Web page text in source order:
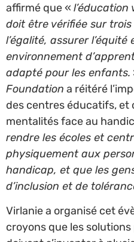
affirmé que «
doit être vérifiée sur
l’égalité, assurer
environnement
adapté pour les enfants.
Foundation a réitéré
des centres éducatifs, et
mentalités face au
rendre les écoles et
physiquement aux
handicap, et que les
d’inclusion et de
Virlanie a organisé cet
croyons que les